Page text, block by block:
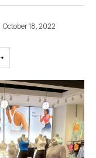
October 18, 2022